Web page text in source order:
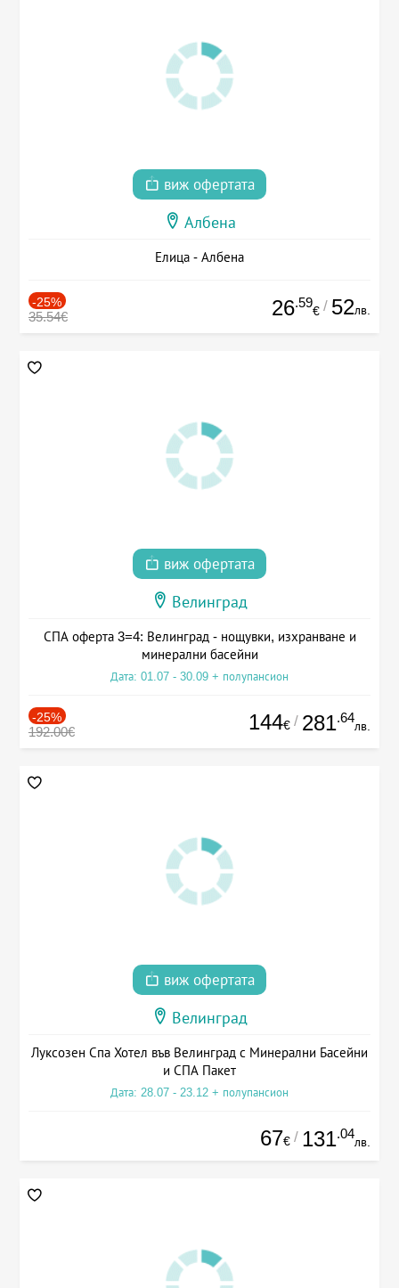
виж офертата
Албена
Елица - Албена
-25%
35.54€ 26.59
€ / 52лв.
виж офертата
Велинград
СПА оферта 3=4: Велинград - нощувки, изхранване и
минерални басейни
Дата: 01.07 - 30.09 + полупансион
-25%
192.00€ 144€ / 281.64
лв.
виж офертата
Велинград
Луксозен Спа Хотел във Велинград с Минерални Басейни
и СПА Пакет
Дата: 28.07 - 23.12 + полупансион
67€ / 131.04
лв.